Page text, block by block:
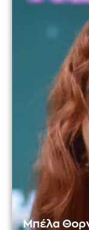
Μπέλα